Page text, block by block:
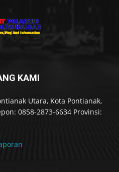
KAMI
Utara, Kota Pontianak,
0858-2873-6634 Provinsi: